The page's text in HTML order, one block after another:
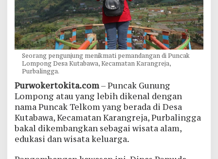
Seorang pengunjung menikmati pemandangan di Puncak
Lompong Desa Kutabawa, Kecamatan Karangreja,
Purbalingga.
Purwokertokita.com– Puncak Gunung
Lompong atau yang lebih dikenal dengan
nama Puncak Telkom yang berada di Desa
Kutabawa, Kecamatan Karangreja, Purbalingga
bakal dikembangkan sebagai wisata alam,
edukasi dan wisata keluarga.